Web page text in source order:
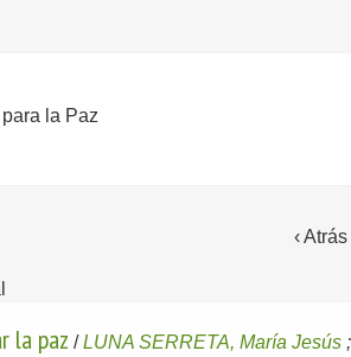
la Paz
‹ Atrás
la paz /LUNA SERRETA, María Jesús